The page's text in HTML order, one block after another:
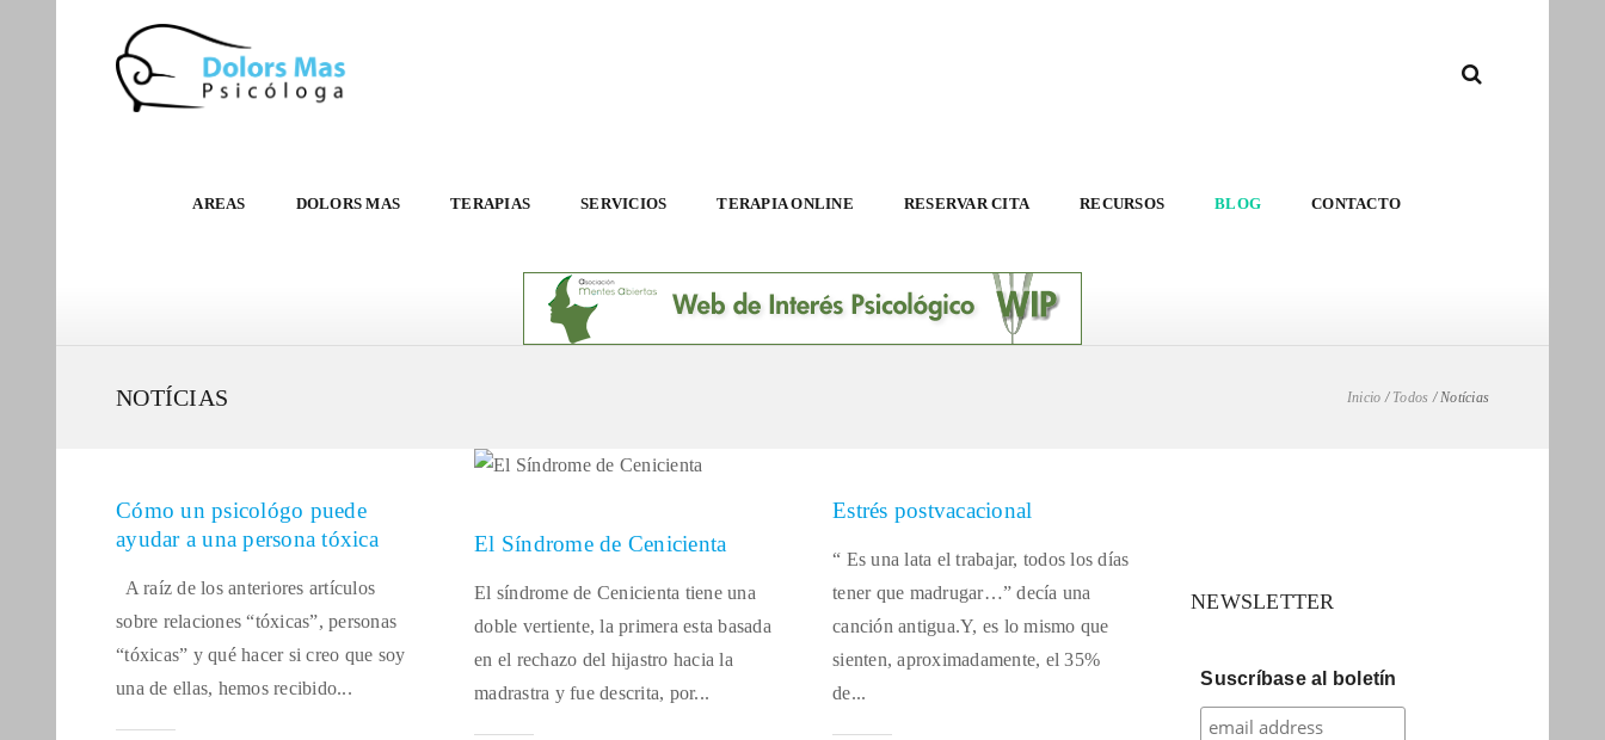
AREAS DOLORS MAS TERAPIAS SERVICIOS TERAPIA ONLINE RESERVAR CITA RECURSOS BLOG CONTACTO
Inicio / Todos /Notícias
NOTÍCIAS
Cómo un psicológo puede
ayudar a una persona tóxica
A raíz de los anteriores artículos
sobre relaciones “tóxicas”, personas
“tóxicas” y qué hacer si creo que soy
una de ellas, hemos recibido...
El Síndrome de Cenicienta
El síndrome de Cenicienta tiene una
doble vertiente, la primera esta basada
en el rechazo del hijastro hacia la
madrastra y fue descrita, por...
Estrés postvacacional
“ Es una lata el trabajar, todos los días
tener que madrugar…” decía una
canción antigua.Y, es lo mismo que
sienten, aproximadamente, el 35%
de...
NEWSLETTER
Suscríbase al boletín